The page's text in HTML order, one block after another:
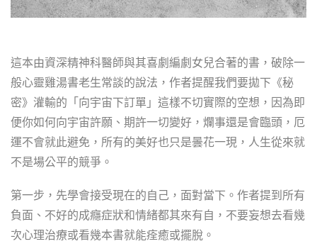
這本由資深精神科醫師與其喜劇編劇女兒合著的書，破除一
般心靈雞湯書老生常談的說法，作者提醒我們要拋下《秘
密》灌輸的「向宇宙下訂單」這樣不切實際的空想，因為即
便你如何向宇宙許願、期許一切變好，爛事還是會臨頭，厄
運不會就此避免，所有的美好也只是曇花一現，人生從來就
不是場公平的競爭。
第一步，先學會接受現在的自己，面對當下。作者提到所有
負面、不好的成癮症狀和情緒都其來有自，不要妄想去看幾
次心理治療或看幾本書就能痊癒或擺脫。